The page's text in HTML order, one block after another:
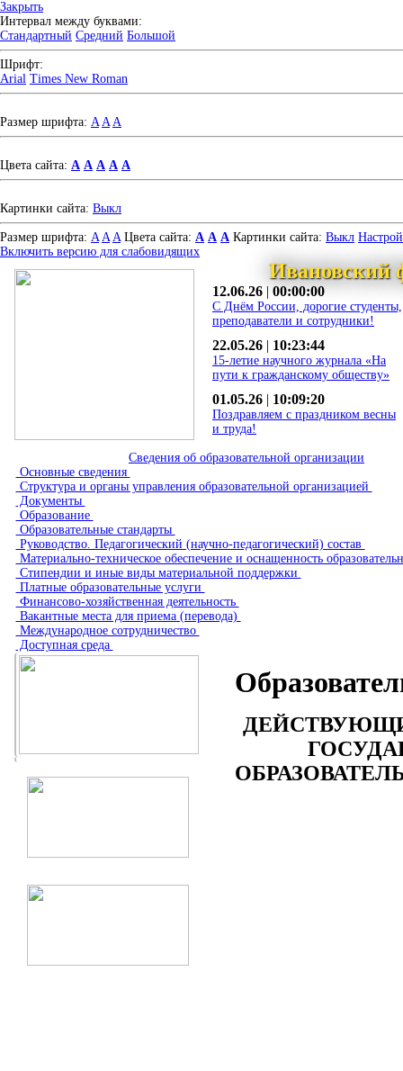
Закрыть
Интервал между буквами:
Стандартный Средний Большой
Шрифт:
Arial Times New Roman
Размер шрифта: A A A
Цвета сайта: A A A A A
Картинки сайта: Выкл
Размер шрифта: A A A Цвета сайта: A A A Картинки сайта: Выкл
Включить версию для слабовидящих
Ивановский
12.06.26 | 00:00:00
С Днём России, дорогие студенты,
преподаватели и сотрудники!
22.05.26 | 10:23:44
15-летие научного журнала «На
пути к гражданскому обществу»
01.05.26 | 10:09:20
Поздравляем с праздником весны
и труда!
Сведения об образовательной организации
Основные сведения
Структура и органы управления образовательной организацией
Документы
Образование
Образовательные стандарты
Руководство. Педагогический (научно-педагогический) состав
Материально-техническое обеспечение и оснащенность
Стипендии и иные виды материальной поддержки
Платные образовательные услуги
Финансово-хозяйственная деятельность
Вакантные места для приема (перевода)
Международное сотрудничество
Доступная среда